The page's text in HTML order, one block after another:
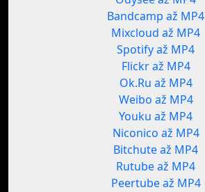
Bandcamp až MP4
Mixcloud až MP4
Spotify až MP4
Flickr až MP4
Ok.Ru až MP4
Weibo až MP4
Youku až MP4
Niconico až MP4
Bitchute až MP4
Rutube až MP4
Peertube až MP4